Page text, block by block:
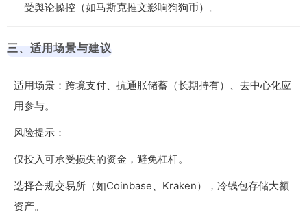
受舆论操控（如马斯克推文影响狗狗币）。
三、适用场景与建议
适用场景：跨境支付、抗通胀储蓄（长期持有）、去中心化应
用参与。
风险提示：
仅投入可承受损失的资金，避免杠杆。
选择合规交易所（如Coinbase、Kraken），冷钱包存储大额
资产。